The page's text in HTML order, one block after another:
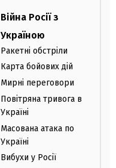
Війна Росії з
Україною
Ракетні обстріли
Карта бойових дій
Мирні переговори
Повітряна тривога в
Україні
Масована атака по
Україні
Вибухи у Росії